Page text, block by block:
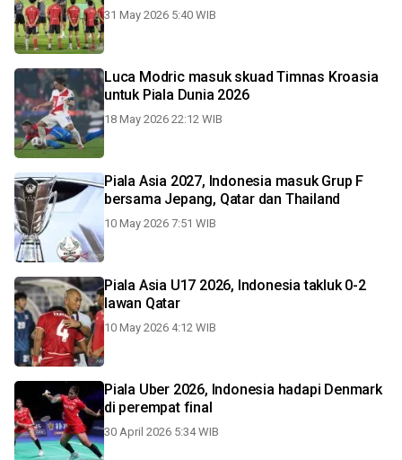
31 May 2026 5:40 WIB
Luca Modric masuk skuad Timnas Kroasia
untuk Piala Dunia 2026
18 May 2026 22:12 WIB
Piala Asia 2027, Indonesia masuk Grup F
bersama Jepang, Qatar dan Thailand
10 May 2026 7:51 WIB
Piala Asia U17 2026, Indonesia takluk 0-2
lawan Qatar
10 May 2026 4:12 WIB
Piala Uber 2026, Indonesia hadapi Denmark
di perempat final
30 April 2026 5:34 WIB